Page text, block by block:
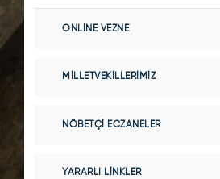
ONLINE VEZNE
MILLETVEKILLERIMIZ
NÖBETÇI ECZANELER
YARARLI LINKLER